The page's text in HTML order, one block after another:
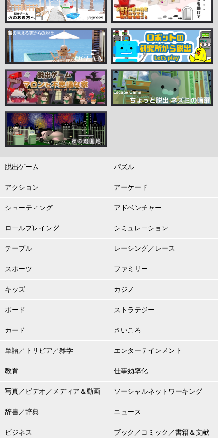
脱出ゲーム パズル
アクション アーケード
シューティング アドベンチャー
ロールプレイング シミュレーション
テーブル レーシング／レース
スポーツ ファミリー
キッズ カジノ
ボード ストラテジー
カード さいころ
単語／トリビア／雑学 エンターテインメント
教育 仕事効率化
写真／ビデオ／メディア＆動画 ソーシャルネットワーキング
辞書／辞典 ニュース
ビジネス ブック／コミック／書籍＆文献